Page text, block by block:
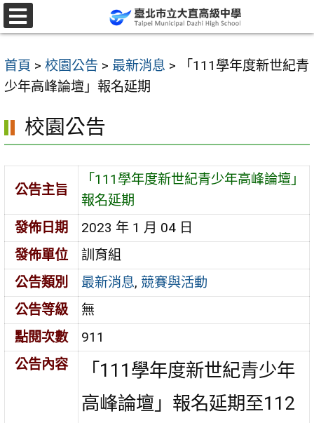
跳
至
要
內
區
首頁 > 校園公告 > 最新消息 >
「111學年度新世紀青
少年高峰論壇」報名延期
校園公告
公告主旨
「111學年度新世紀青少年高峰論壇」
報名延期
發佈日期
2023 年 1 月 04 日
發佈單位
訓育組
公告類別
最新消息, 競賽與活動
公告等級
無
點閱次數
911
公告內容
「111學年度新世紀青少年
高峰論壇」報名延期至112
選
單